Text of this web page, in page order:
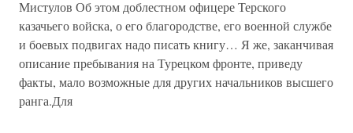
Мистулов Об этом доблестном офицере Терского
казачьего войска, о его благородстве, его военной службе
и боевых подвигах надо писать книгу… Я же, заканчивая
описание пребывания на Турецком фронте, приведу
факты, мало возможные для других начальников высшего
ранга.Для